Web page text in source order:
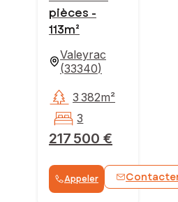
pièces -
113m²
Valeyrac
(33340)
217 500 €
3 382m²
3
Appeler